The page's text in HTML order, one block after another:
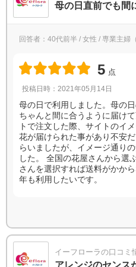
母の日直前でも間
回答者：40代前半 / 女性 / 専業主婦
5 点
投稿日時：2021年05月14日
母の日で利用しました。母の
ちゃんと間に合うように届け
トで注文した際、サイトのイ
花が届けられた事があり不安
らいましたが、イメージ通り
した。 全国の花屋さんから選
さんを選択すれば送料がかか
年も利用したいです。
イーフローラの口コミ
アレンジのセンス